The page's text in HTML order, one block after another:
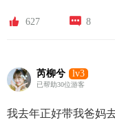
 627  8
芮柳兮 lv3
已帮助30位游客
我去年正好带我爸妈